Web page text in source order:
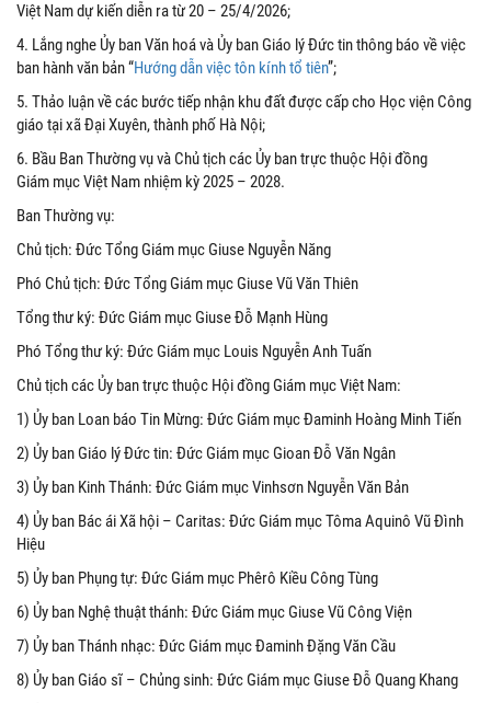
Việt Nam dự kiến diễn ra từ 20 – 25/4/2026;
4. Lắng nghe Ủy ban Văn hoá và Ủy ban Giáo lý Đức tin thông báo về việc
ban hành văn bản “Hướng dẫn việc tôn kính tổ tiên”;
5. Thảo luận về các bước tiếp nhận khu đất được cấp cho Học viện Công
giáo tại xã Đại Xuyên, thành phố Hà Nội;
6. Bầu Ban Thường vụ và Chủ tịch các Ủy ban trực thuộc Hội đồng
Giám mục Việt Nam nhiệm kỳ 2025 – 2028.
Ban Thường vụ:
Chủ tịch: Đức Tổng Giám mục Giuse Nguyễn Năng
Phó Chủ tịch: Đức Tổng Giám mục Giuse Vũ Văn Thiên
Tổng thư ký: Đức Giám mục Giuse Đỗ Mạnh Hùng
Phó Tổng thư ký: Đức Giám mục Louis Nguyễn Anh Tuấn
Chủ tịch các Ủy ban trực thuộc Hội đồng Giám mục Việt Nam:
1) Ủy ban Loan báo Tin Mừng: Đức Giám mục Đaminh Hoàng Minh Tiến
2) Ủy ban Giáo lý Đức tin: Đức Giám mục Gioan Đỗ Văn Ngân
3) Ủy ban Kinh Thánh: Đức Giám mục Vinhsơn Nguyễn Văn Bản
4) Ủy ban Bác ái Xã hội – Caritas: Đức Giám mục Tôma Aquinô Vũ Đình
Hiệu
5) Ủy ban Phụng tự: Đức Giám mục Phêrô Kiều Công Tùng
6) Ủy ban Nghệ thuật thánh: Đức Giám mục Giuse Vũ Công Viện
7) Ủy ban Thánh nhạc: Đức Giám mục Đaminh Đặng Văn Cầu
8) Ủy ban Giáo sĩ – Chủng sinh: Đức Giám mục Giuse Đỗ Quang Khang